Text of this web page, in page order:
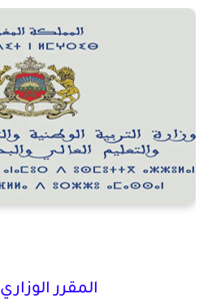
المقرر الوزاري 2022